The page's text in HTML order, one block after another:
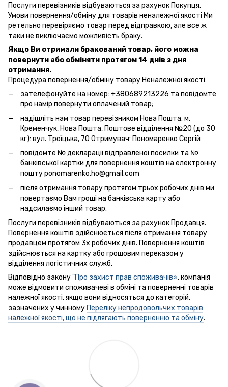
Послуги перевізників відбуваються за рахунок Покупця.
Умови повернення/обміну для товарів неналежної якості Ми
ретельно перевіряємо товар перед відправкою, але все ж
таки не виключаємо можливість браку.
Якщо Ви отримали бракований товар, його можна
повернути або обміняти протягом 14 днів з дня
отримання.
Процедура повернення/обміну товару Неналежної якості:
зателефонуйте на номер: +380689213226 та повідомте
про намір повернути оплачений товар;
надішліть нам товар перевізником Нова Пошта. м.
Кременчук, Нова Пошта, Поштове відділення №20 (до 30
кг): вул. Троїцька, 70 Отримувач: Пономаренко Сергій
повідомте № декларації відправленої посилки та №
банківської картки для повернення коштів на електронну
пошту ponomarenko.ho@gmail.com
після отримання товару протягом трьох робочих днів ми
повертаємо Вам гроші на банківська карту або
надсилаємо інший товар.
Послуги перевізників відбуваються за рахунок Продавця.
Повернення коштів здійснюється після отримання товару
продавцем протягом 3х робочих днів. Повернення коштів
здійснюється на картку або грошовим переказом у
відділення логістичних служб.
Відповідно закону"Про захист прав споживачів», компанія
може відмовити споживачеві в обміні та поверненні товарів
належної якості, якщо вони відносяться до категорій,
зазначених у чинному Переліку непродовольчих товарів
належної якості, що не підлягають поверненню та обміну.